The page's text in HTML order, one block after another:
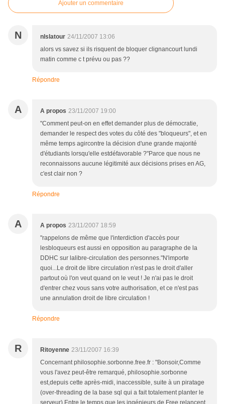
Ajouter un commentaire
N nlslatour 24/11/2007 13:06
alors vs savez si ils risquent de bloquer clignancourt lundi
matin comme c t prévu ou pas ??
Répondre
A A propos 23/11/2007 19:00
"Comment peut-on en effet demander plus de démocratie,
demander le respect des votes du côté des "bloqueurs", et en
même temps agircontre la décision d'une grande majorité
d'étudiants lorsqu'elle estdéfavorable ?"Parce que nous ne
reconnaissons aucune légitimité aux décisions prises en AG,
c'est clair non ?
Répondre
A A propos 23/11/2007 18:59
"rappelons de même que l'interdiction d'accès pour
lesbloqueurs est aussi en opposition au paragraphe de la
DDHC sur lalibre-circulation des personnes."N'importe
quoi...Le droit de libre circulation n'est pas le droit d'aller
partout où l'on veut quand on le veut ! Je n'ai pas le droit
d'entrer chez vous sans votre authorisation, et ce n'est pas
une annulation droit de libre circulation !
Répondre
R Ritoyenne 23/11/2007 16:39
Concernant philosophie.sorbonne.free.fr : "Bonsoir,Comme
vous l'avez peut-être remarqué, philosophie.sorbonne
est,depuis cette après-midi, inaccessible, suite à un piratage
(over-threading de la base sql qui a fait totalement planter le
serveur).Entre le temps que les ingénieurs de Free relancent